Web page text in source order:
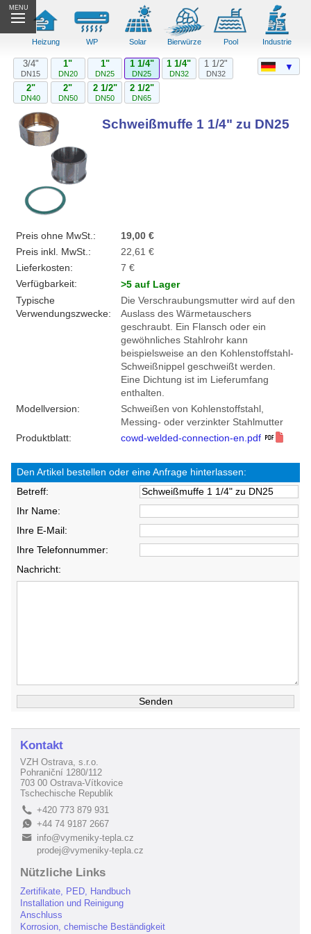
MENU
Heizung WP Solar Bierwürze Pool Industrie
3/4"
DN15
1"
DN20
1"
DN25
1 1/4"
DN25
1 1/4"
DN32
1 1/2"
DN32
2"
DN40
2"
DN50
2 1/2"
DN50
2 1/2"
DN65
Schweißmuffe 1 1/4" zu DN25
Preis ohne MwSt.:
19,00 €
Preis inkl. MwSt.:
22,61 €
Lieferkosten:
7 €
Verfügbarkeit:
>5 auf Lager
Typische
Verwendungszwecke:
Die Verschraubungsmutter wird auf den
Auslass des Wärmetauschers
geschraubt. Ein Flansch oder ein
gewöhnliches Stahlrohr kann
beispielsweise an den Kohlenstoffstahl-
Schweißnippel geschweißt werden.
Eine Dichtung ist im Lieferumfang
enthalten.
Modellversion:
Schweißen von Kohlenstoffstahl,
Messing- oder verzinkter Stahlmutter
Produktblatt:
cowd-welded-connection-en.pdf
Den Artikel bestellen oder eine Anfrage hinterlassen:
Betreff:
Ihr Name:
Ihre E-Mail:
Ihre Telefonnummer:
Nachricht:
▼
Kontakt
VZH Ostrava, s.r.o.
Pohraniční 1280/112
703 00 Ostrava-Vítkovice
Tschechische Republik
L +420 773 879 931
E+44 74 9187 2667
B
info@vymeniky-tepla.cz
prodej@vymeniky-tepla.cz
Nützliche Links
Zertifikate, PED, Handbuch
Installation und Reinigung
Anschluss
Korrosion, chemische Beständigkeit